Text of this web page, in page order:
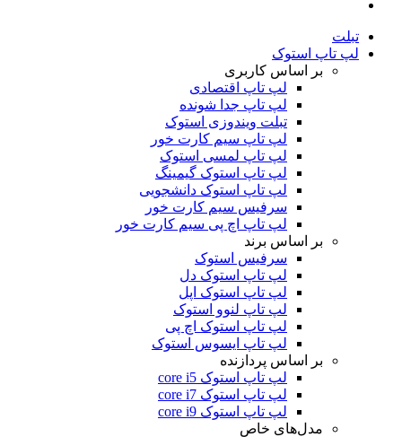
تبلت
لپ تاپ استوک
بر اساس کاربری
لپ تاپ اقتصادی
لپ تاپ جدا شونده
تبلت ویندوزی استوک
لپ تاپ سیم کارت خور
لپ تاپ لمسی استوک
لپ تاپ استوک گیمینگ
لپ تاپ استوک دانشجویی
سرفیس سیم کارت خور
لپ تاپ اچ پی سیم کارت خور
بر اساس برند
سرفیس استوک
لپ تاپ استوک دل
لپ تاپ استوک اپل
لپ تاپ لنوو استوک
لپ تاپ استوک اچ پی
لپ تاپ ایسوس استوک
بر اساس پردازنده
لپ تاپ استوک core i5
لپ تاپ استوک core i7
لپ تاپ استوک core i9
مدل‌های خاص